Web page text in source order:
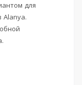
для
Alanya.